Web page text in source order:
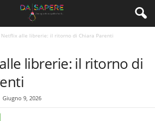
Netflix alle librerie: il ritorno di Chiara Parenti
librerie: il ritorno di
Giugno 9, 2026